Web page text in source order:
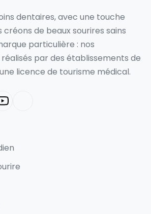
dentaires, avec une touche
créons de beaux sourires sains
particulière : nos
par des établissements de
licence de tourisme médical.